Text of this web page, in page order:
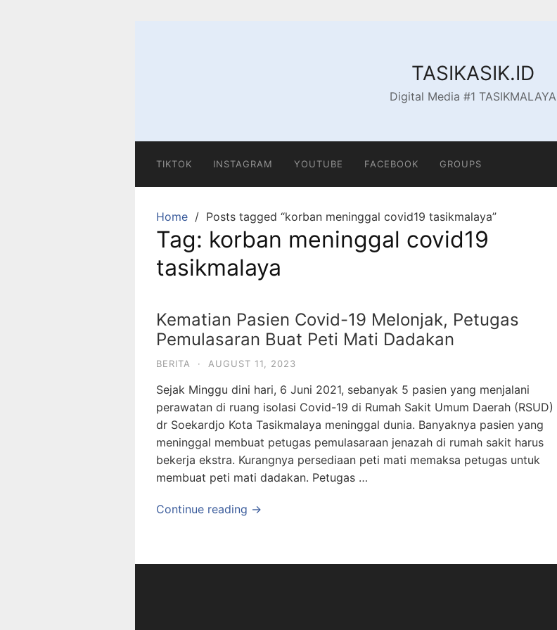
TASIKASIK.ID
Digital Media #1 TASIKMALAYA
TIKTOK INSTAGRAM YOUTUBE FACEBOOK GROUPS
Home Posts tagged “korban meninggal covid19 tasikmalaya”
Tag: korban meninggal covid19
tasikmalaya
Kematian Pasien Covid-19 Melonjak, Petugas
Pemulasaran Buat Peti Mati Dadakan
BERITA · AUGUST 11, 2023
Sejak Minggu dini hari, 6 Juni 2021, sebanyak 5 pasien yang menjalani
perawatan di ruang isolasi Covid-19 di Rumah Sakit Umum Daerah (RSUD)
dr Soekardjo Kota Tasikmalaya meninggal dunia. Banyaknya pasien yang
meninggal membuat petugas pemulasaraan jenazah di rumah sakit harus
bekerja ekstra. Kurangnya persediaan peti mati memaksa petugas untuk
membuat peti mati dadakan. Petugas …
Continue reading →